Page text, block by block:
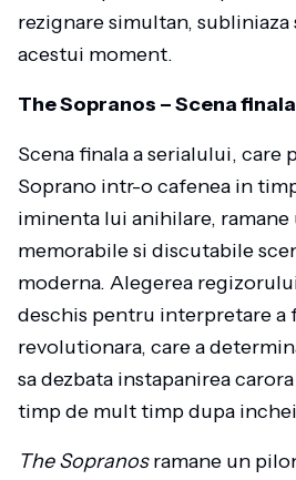
rezignare simultan, subliniaza
acestui moment.
The Sopranos – Scena finala
Scena finala a serialului, care
Soprano intr-o cafenea in
iminenta lui anihilare,
memorabile si discutabile
moderna. Alegerea
deschis pentru interpretare a
revolutionara, care a
sa dezbata instapanirea
timp de mult timp dupa
The Sopranosramane un